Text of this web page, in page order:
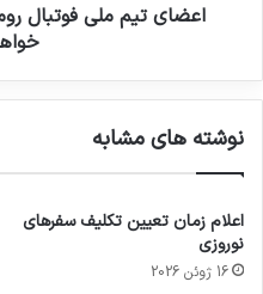
اعضاى تيم ملى فوتبال
نوشته های مشابه
اعلام زمان تعیین تکلیف سفرهای
نوروزی
16 ژوئن 2026